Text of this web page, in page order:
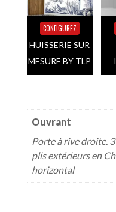
CONFIGUREZ
HUISSERIE SUR
MESURE BY TLP
Ouvrant
Porte à rive droite.
plis extérieurs en
horizontal